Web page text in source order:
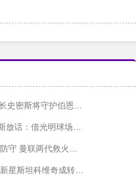
将守护伯恩茅斯至2027
光明球场魔力狙击红军
代救火主帅数据大比拼
科维奇成转会市场香饽饽